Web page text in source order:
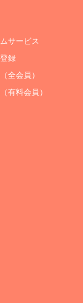
サービス
録
全会員）
有料会員）